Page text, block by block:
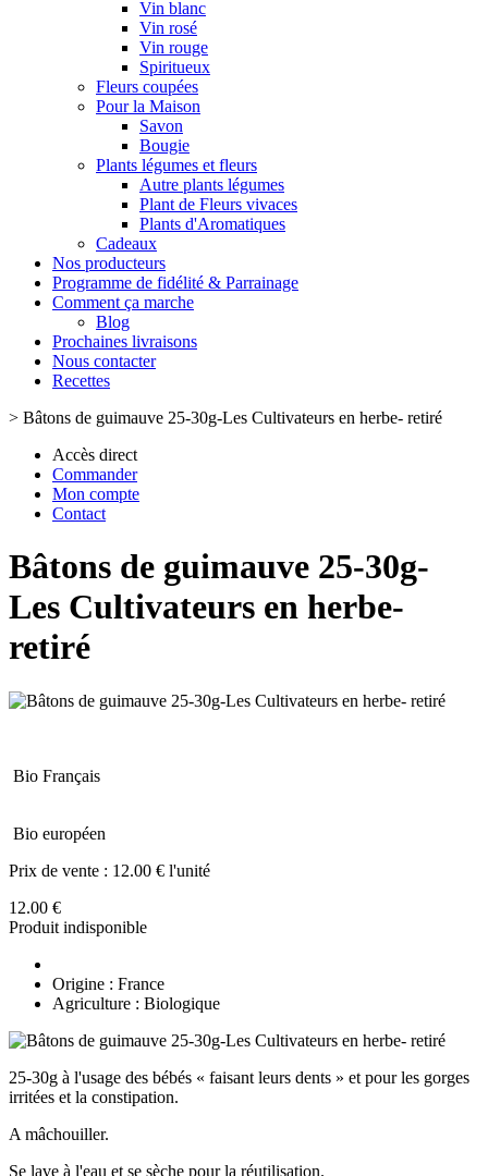
Vin blanc
Vin rosé
Vin rouge
Spiritueux
Fleurs coupées
Pour la Maison
Savon
Bougie
Plants légumes et fleurs
Autre plants légumes
Plant de Fleurs vivaces
Plants d'Aromatiques
Cadeaux
Nos producteurs
Programme de fidélité & Parrainage
Comment ça marche
Blog
Prochaines livraisons
Nous contacter
Recettes
> Bâtons de guimauve 25-30g-Les Cultivateurs en herbe- retiré
Accès direct
Commander
Mon compte
Contact
Bâtons de guimauve 25-30g-
Les Cultivateurs en herbe-
retiré
Bio Français
Bio européen
Prix de vente : 12.00 € l'unité
12.00 €
Produit indisponible
Origine : France
Agriculture : Biologique
25-30g à l'usage des bébés « faisant leurs dents » et pour les gorges
irritées et la constipation.
A mâchouiller.
Se lave à l'eau et se sèche pour la réutilisation.